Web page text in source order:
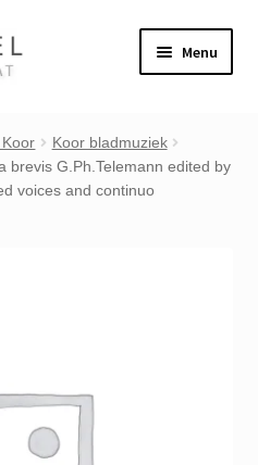
Menu
Koor bladmuziek
brevis G.Ph.Telemann edited by
voices and continuo